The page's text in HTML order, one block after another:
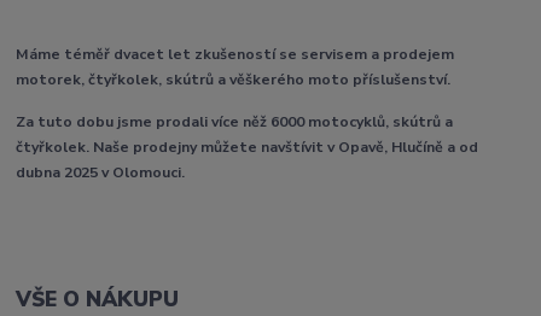
Máme téměř dvacet let zkušeností se servisem a prodejem
motorek, čtyřkolek, skútrů a věškerého moto příslušenství.
Za tuto dobu jsme prodali více něž 6000 motocyklů, skútrů a
čtyřkolek. Naše prodejny můžete navštívit v Opavě, Hlučíně a od
dubna 2025 v Olomouci.
VŠE O NÁKUPU